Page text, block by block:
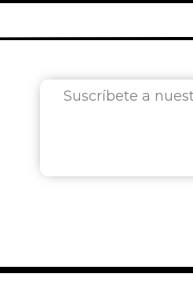
Suscríbete a